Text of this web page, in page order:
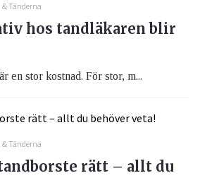
Tänderna
hos tandläkaren blir
en stor kostnad. För stor, m...
Tänderna
rätt – allt du